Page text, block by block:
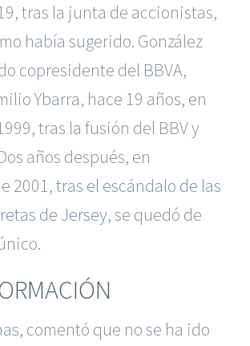
tras la junta de accionistas,
había sugerido. González
copresidente del BBVA,
Ybarra, hace 19 años, en
tras la fusión del BBV y
años después, en
2001,tras el escándalo de las
de Jersey, se quedó de
comentó que no se ha ido